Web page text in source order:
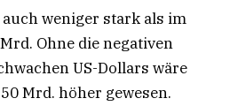
weniger stark als im
Ohne die negativen
US-Dollars wäre
Mrd. höher gewesen.